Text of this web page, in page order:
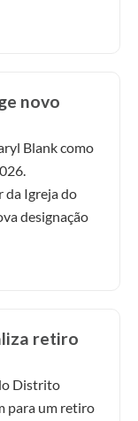
novo
Blank como
da Igreja do
designação
retiro
Distrito
para um retiro